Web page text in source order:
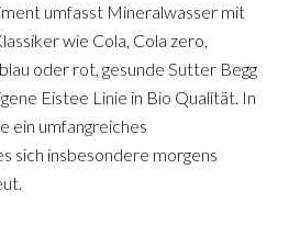
umfasst Mineralwasser mit
wie Cola, Cola zero,
oder rot, gesunde Sutter Begg
Eistee Linie in Bio Qualität. In
ein umfangreiches
sich insbesondere morgens